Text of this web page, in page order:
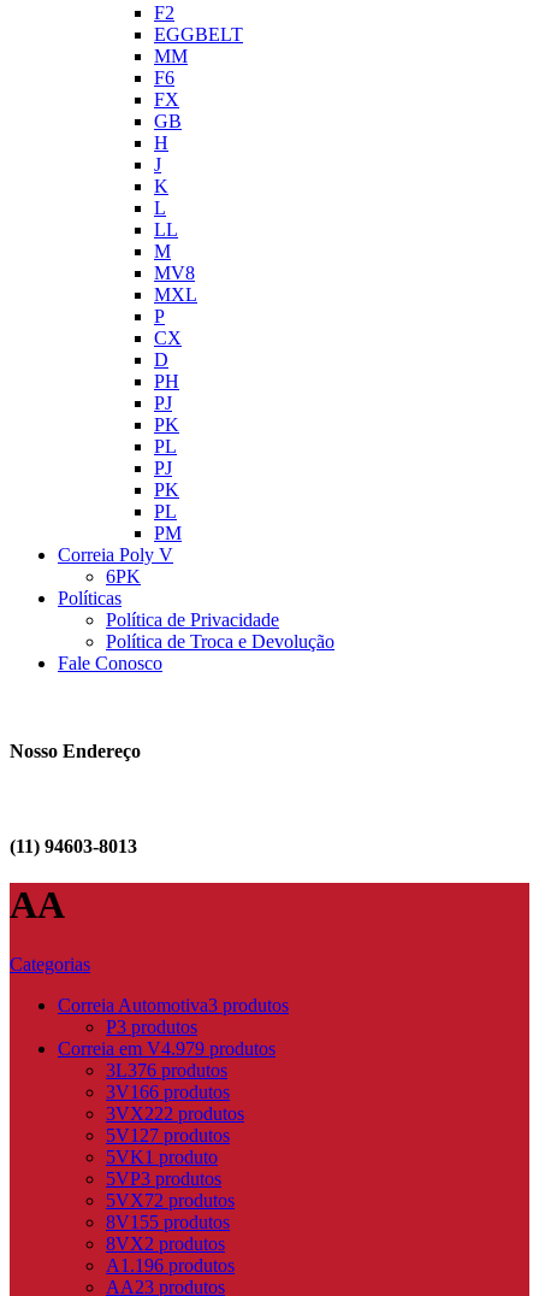
F2
EGGBELT
MM
F6
FX
GB
H
J
K
L
LL
M
MV8
MXL
P
CX
D
PH
PJ
PK
PL
PJ
PK
PL
PM
Correia Poly V
6PK
Políticas
Política de Privacidade
Política de Troca e Devolução
Fale Conosco
Nosso Endereço
(11) 94603-8013
AA
Categorias
Correia Automotiva3 produtos
P3 produtos
Correia em V4.979 produtos
3L376 produtos
3V166 produtos
3VX222 produtos
5V127 produtos
5VK1 produto
5VP3 produtos
5VX72 produtos
8V155 produtos
8VX2 produtos
A1.196 produtos
AA23 produtos